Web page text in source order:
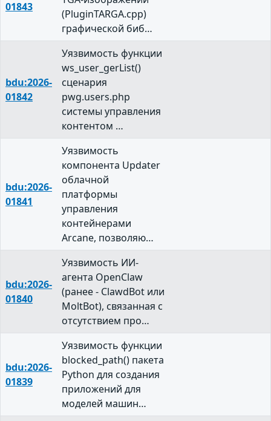
01843
(PluginTARGA.cpp)
графической биб…
bdu:2026-
01842
Уязвимость функции
ws_user_gerList()
сценария
pwg.users.php
системы управления
контентом …
bdu:2026-
01841
Уязвимость
компонента Updater
облачной
платформы
управления
контейнерами
Arcane, позволяю…
bdu:2026-
01840
Уязвимость ИИ-
агента OpenClaw
(ранее - ClawdBot или
MoltBot), связанная с
отсутствием про…
bdu:2026-
01839
Уязвимость функции
blocked_path() пакета
Python для создания
приложений для
моделей машин…